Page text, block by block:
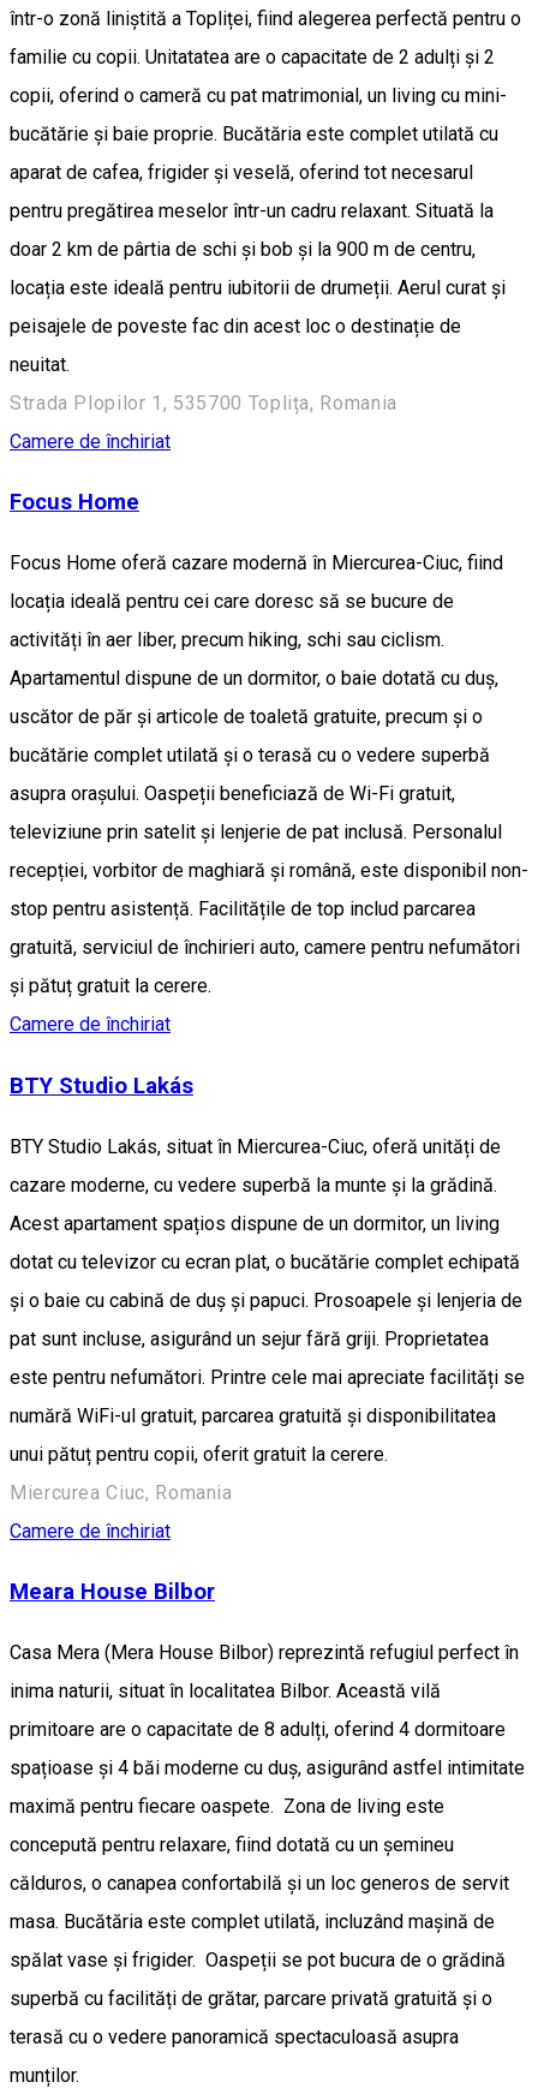
într-o zonă liniștită a Topliței, fiind alegerea perfectă pentru o
familie cu copii. Unitatatea are o capacitate de 2 adulți și 2
copii, oferind o cameră cu pat matrimonial, un living cu mini-
bucătărie și baie proprie. Bucătăria este complet utilată cu
aparat de cafea, frigider și veselă, oferind tot necesarul
pentru pregătirea meselor într-un cadru relaxant. Situată la
doar 2 km de pârtia de schi și bob și la 900 m de centru,
locația este ideală pentru iubitorii de drumeții. Aerul curat și
peisajele de poveste fac din acest loc o destinație de
neuitat.
Strada Plopilor 1, 535700 Toplița, Romania
Camere de închiriat
Focus Home
Focus Home oferă cazare modernă în Miercurea-Ciuc, fiind
locația ideală pentru cei care doresc să se bucure de
activități în aer liber, precum hiking, schi sau ciclism.
Apartamentul dispune de un dormitor, o baie dotată cu duș,
uscător de păr și articole de toaletă gratuite, precum și o
bucătărie complet utilată și o terasă cu o vedere superbă
asupra orașului. Oaspeții beneficiază de Wi-Fi gratuit,
televiziune prin satelit și lenjerie de pat inclusă. Personalul
recepției, vorbitor de maghiară și română, este disponibil non-
stop pentru asistență. Facilitățile de top includ parcarea
gratuită, serviciul de închirieri auto, camere pentru nefumători
și pătuț gratuit la cerere.
Camere de închiriat
BTY Studio Lakás
BTY Studio Lakás, situat în Miercurea-Ciuc, oferă unități de
cazare moderne, cu vedere superbă la munte și la grădină.
Acest apartament spațios dispune de un dormitor, un living
dotat cu televizor cu ecran plat, o bucătărie complet echipată
și o baie cu cabină de duș și papuci. Prosoapele și lenjeria de
pat sunt incluse, asigurând un sejur fără griji. Proprietatea
este pentru nefumători. Printre cele mai apreciate facilități se
numără WiFi-ul gratuit, parcarea gratuită și disponibilitatea
unui pătuț pentru copii, oferit gratuit la cerere.
Miercurea Ciuc, Romania
Camere de închiriat
Meara House Bilbor
Casa Mera (Mera House Bilbor) reprezintă refugiul perfect în
inima naturii, situat în localitatea Bilbor. Această vilă
primitoare are o capacitate de 8 adulți, oferind 4 dormitoare
spațioase și 4 băi moderne cu duș, asigurând astfel intimitate
maximă pentru fiecare oaspete. Zona de living este
concepută pentru relaxare, fiind dotată cu un șemineu
călduros, o canapea confortabilă și un loc generos de servit
masa. Bucătăria este complet utilată, incluzând mașină de
spălat vase și frigider. Oaspeții se pot bucura de o grădină
superbă cu facilități de grătar, parcare privată gratuită și o
terasă cu o vedere panoramică spectaculoasă asupra
munților.